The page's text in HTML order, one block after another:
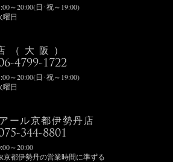
～20:00(日･祝～19:00)
曜日
（大阪）
4799-1722
～20:00(日･祝～19:00)
曜日
ール京都伊勢丹店
344-8801
～20:00
京都伊勢丹の営業時間に準ずる